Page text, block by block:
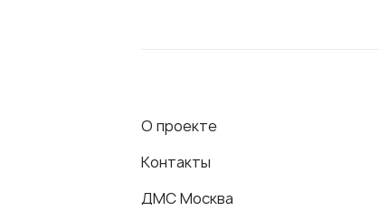
О проекте
Контакты
ДМС Москва